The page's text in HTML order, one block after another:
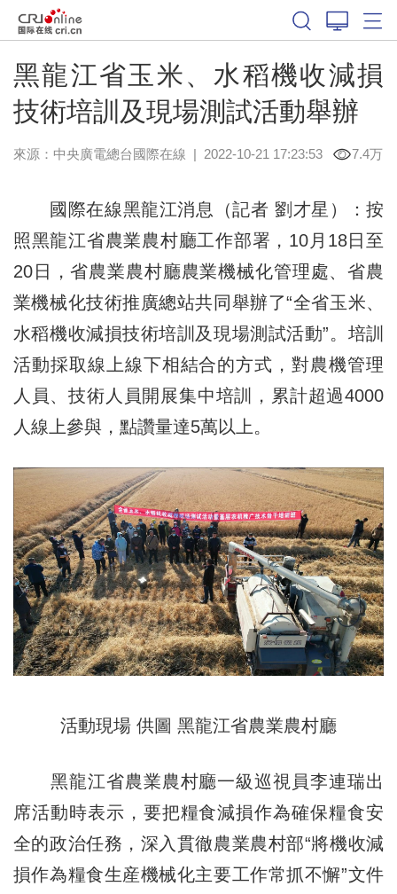
黑龍江省玉米、水稻機收減損
技術培訓及現場測試活動舉辦
來源：中央廣電總台國際在線 | 2022-10-21 17:23:53 7.4万
國際在線黑龍江消息（記者 劉才星）：按
照黑龍江省農業農村廳工作部署，10月18日至
20日，省農業農村廳農業機械化管理處、省農
業機械化技術推廣總站共同舉辦了“全省玉米、
水稻機收減損技術培訓及現場測試活動”。培訓
活動採取線上線下相結合的方式，對農機管理
人員、技術人員開展集中培訓，累計超過4000
人線上參與，點讚量達5萬以上。
活動現場 供圖 黑龍江省農業農村廳
黑龍江省農業農村廳一級巡視員李連瑞出
席活動時表示，要把糧食減損作為確保糧食安
全的政治任務，深入貫徹農業農村部“將機收減
損作為糧食生産機械化主要工作常抓不懈”文件